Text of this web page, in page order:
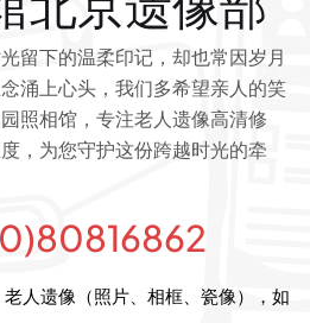
留下的温柔印记，却也常因岁月
涌上心头，我们多希望亲人的笑
照相馆，专注老人遗像高清修
，为您守护这份跨越时光的牵
人遗像（照片、相框、瓷像），如